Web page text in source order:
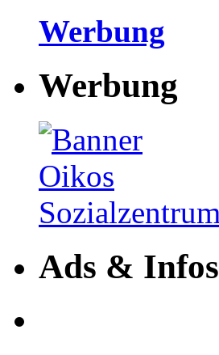
Werbung
Werbung
Ads & Infos